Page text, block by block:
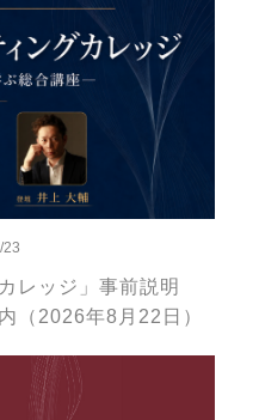
23
レッジ」事前説明
（2026年8月22日）